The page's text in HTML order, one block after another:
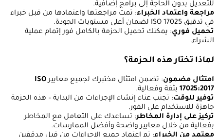
للتعديل بدون الحاجة إلى برامج إضافية.
مراجعة واعتماد الخبراء: تمت مراجعتها واعتمادها من قبل خبراء
في تدقيق ISO 17025 لضمان أعلى مستويات الجودة.
تحميل فوري: يمكنك تحميل الحزمة بالكامل فور إتمام عملية
الشراء.
لماذا تختار هذه الحزمة؟
امتثال مضمون: تضمن امتثال مختبرك لجميع معاييرISO
17025:2017 بثقة وفعالية.
توفير للوقت: تجنب عناء إنشاء الإجراءات من البداية – هذه الحزمة
جاهزة للاستخدام على الفور.
تركيز على إدارة المخاطر: تساعدك على التعامل مع المخاطر
بفعالية من خلال معايير واضحة وأفضل الممارسات.
معتمد من الخبراء: تم اعتماد جميع الإجراءات من قبل مدققين